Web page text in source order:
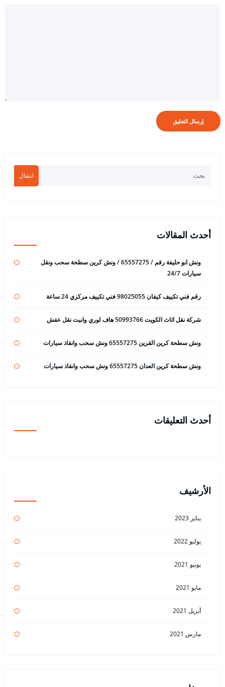
انتقال
أحدث المقالات
ونش ابو حليفة رقم / 65557275 / ونش كرين سطحة سحب ونقل
سيارات 24/7
رقم فني تكييف كيفان 98025055 فني تكييف مركزي 24 ساعة
شركة نقل اثاث الكويت 50993766 هاف لوري وانيت نقل عفش
ونش سطحة كرين القرين 65557275 ونش سحب وانقاذ سيارات
ونش سطحة كرين العدان 65557275 ونش سحب وانقاذ سيارات
أحدث التعليقات
الأرشيف
يناير 2023
يوليو 2022
يونيو 2021
مايو 2021
أبريل 2021
مارس 2021